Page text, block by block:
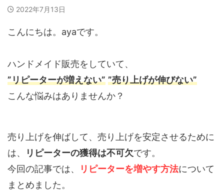
2022年7月13日
こんにちは。ayaです。
ハンドメイド販売をしていて、
”リピーターが増えない” ”売り上げが伸びない”
こんな悩みはありませんか？
売り上げを伸ばして、売り上げを安定させるために
は、
リピーターの獲得は不可欠です。
今回の記事では、
リピーターを増やす方法について
まとめました。